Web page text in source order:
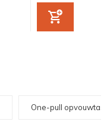
One-pull opvouwtas